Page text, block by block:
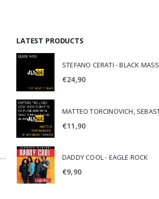
AAVV LONG TIME GONE - A TRIBUTE TO DAVID CROSBY
LATEST PRODUCTS
STEFANO CERATI - BLACK MASS
€24,90
€11,90
DADDY COOL - EAGLE ROCK
€9,90